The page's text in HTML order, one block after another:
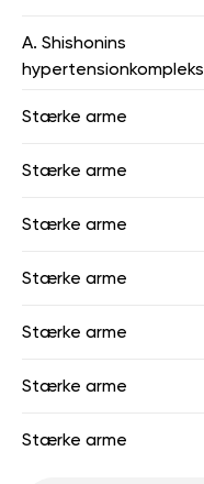
A. Shishonins
hypertensionkompleks
Stærke arme
Stærke arme
Stærke arme
Stærke arme
Stærke arme
Stærke arme
Stærke arme